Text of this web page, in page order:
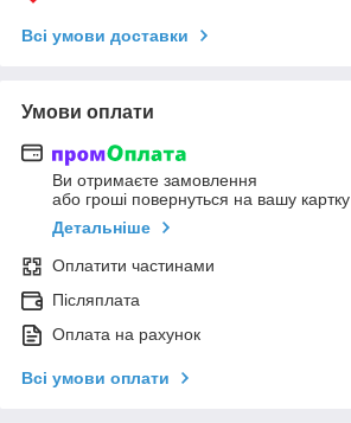
Всі умови доставки
Умови оплати
Ви отримаєте замовлення
або гроші повернуться на вашу картку
Детальніше
Оплатити частинами
Післяплата
Оплата на рахунок
Всі умови оплати